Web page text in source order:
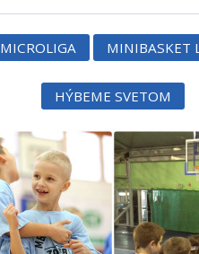
MICROLIGA MINIBASKET
HÝBEME SVETOM